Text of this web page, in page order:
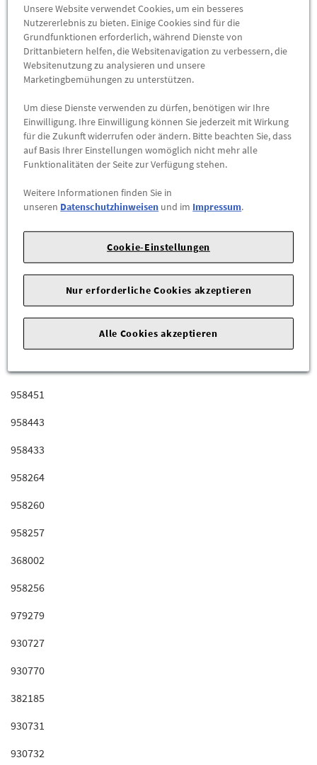
384311
384233
384223
958478
382188
634071
958451
958443
958433
958264
958260
958257
368002
958256
979279
930727
930770
382185
930731
930732
Unsere Website verwendet Cookies, um ein besseres
Nutzererlebnis zu bieten. Einige Cookies sind für die
Grundfunktionen erforderlich, während Dienste von
Drittanbietern helfen, die Websitenavigation zu verbessern, die
Websitenutzung zu analysieren und unsere
Marketingbemühungen zu unterstützen.
Um diese Dienste verwenden zu dürfen, benötigen wir Ihre
Einwilligung. Ihre Einwilligung können Sie jederzeit mit Wirkung
für die Zukunft widerrufen oder ändern. Bitte beachten Sie, dass
auf Basis Ihrer Einstellungen womöglich nicht mehr alle
Funktionalitäten der Seite zur Verfügung stehen.
Weitere Informationen finden Sie in
unseren Datenschutzhinweisen und im Impressum.
Cookie-Einstellungen
Nur erforderliche Cookies akzeptieren
Alle Cookies akzeptieren